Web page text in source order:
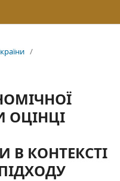
/
ОЦІНЦІ
В КОНТЕКСТІ